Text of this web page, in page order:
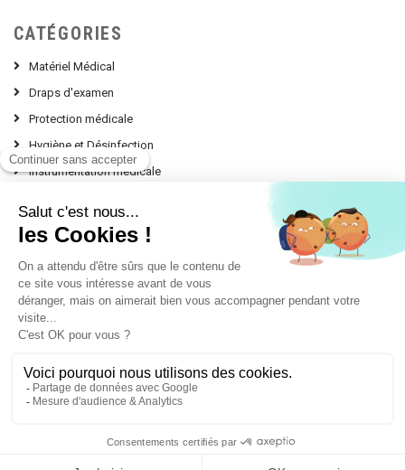
CATÉGORIES
Matériel Médical
Draps d'examen
Protection médicale
Hygiène et Désinfection
Instrumentation médicale
contact @ leprodumedical.com
151, avenue Alphonse Lavallée
Le Panorama Z.I. Toulon Est